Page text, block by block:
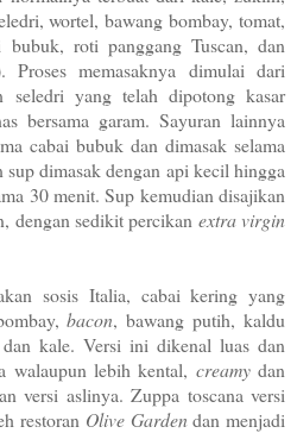
wortel, bawang bombay, tomat,
roti panggang Tuscan, dan
memasaknya dimulai dari
seledri yang telah dipotong kasar
bersama garam. Sayuran lainnya
cabai bubuk dan dimasak selama
dimasak dengan api kecil hingga
30 menit. Sup kemudian disajikan
dengan sedikit percikan extra virgin
sosis Italia, cabai kering yang
bacon, bawang putih, kaldu
kale. Versi ini dikenal luas dan
walaupun lebih kental, creamydan
versi aslinya. Zuppa toscana versi
restoran Olive Gardendan menjadi